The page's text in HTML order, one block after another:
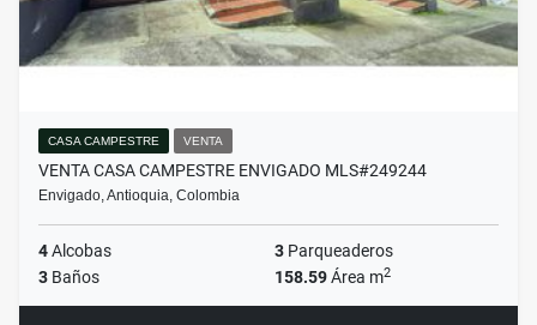
CASA CAMPESTRE VENTA
VENTA CASA CAMPESTRE ENVIGADO MLS#249244
Envigado, Antioquia, Colombia
4Alcobas 3 Parqueaderos
3 Baños 158.59Área m2